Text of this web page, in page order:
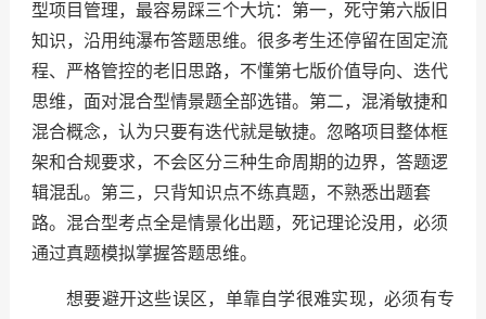
型项目管理，最容易踩三个大坑：第一，死守第六版旧
知识，沿用纯瀑布答题思维。很多考生还停留在固定流
程、严格管控的老旧思路，不懂第七版价值导向、迭代
思维，面对混合型情景题全部选错。第二，混淆敏捷和
混合概念，认为只要有迭代就是敏捷。忽略项目整体框
架和合规要求，不会区分三种生命周期的边界，答题逻
辑混乱。第三，只背知识点不练真题，不熟悉出题套
路。混合型考点全是情景化出题，死记理论没用，必须
通过真题模拟掌握答题思维。
想要避开这些误区，单靠自学很难实现，必须有专